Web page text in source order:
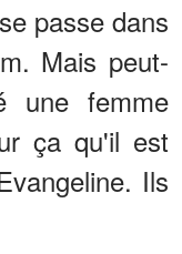
passe dans
Mais peut-
une femme
ça qu'il est
Ils